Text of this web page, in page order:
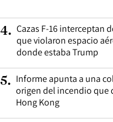
4. Cazas F-16 interceptan
que violaron espacio
donde estaba Trump
5. Informe apunta a una
origen del incendio que
Hong Kong